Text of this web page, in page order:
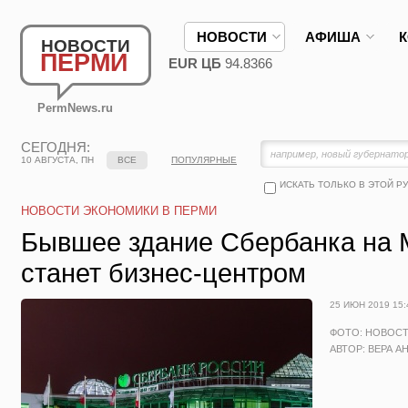
НОВОСТИ
ПЕРМИ
PermNews.ru
НОВОСТИ АФИША
EUR ЦБ 94.8366
СЕГОДНЯ:
10 АВГУСТА, ПН
ИСКАТЬ ТОЛЬКО В ЭТОЙ
ВСЕ ПОПУЛЯРНЫЕ
НОВОСТИ ЭКОНОМИКИ В ПЕРМИ
Бывшее здание Сбербанка на
станет бизнес-центром
25 ИЮН 2019
ФОТО:
АВТОР: ВЕРА